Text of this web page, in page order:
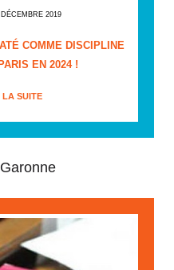
2019
COMME DISCIPLINE
EN 2024 !
LA SUITE